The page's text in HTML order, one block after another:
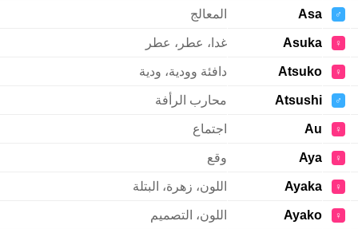
♂
Asa المعالج
♀
Asuka غدا، عطر، عطر
♀
Atsuko دافئة وودية، ودية
♂
Atsushi محارب الرأفة
♀
Au اجتماع
♀
Aya وقع
♀
Ayaka اللون، زهرة، البتلة
♀
Ayako اللون، التصميم